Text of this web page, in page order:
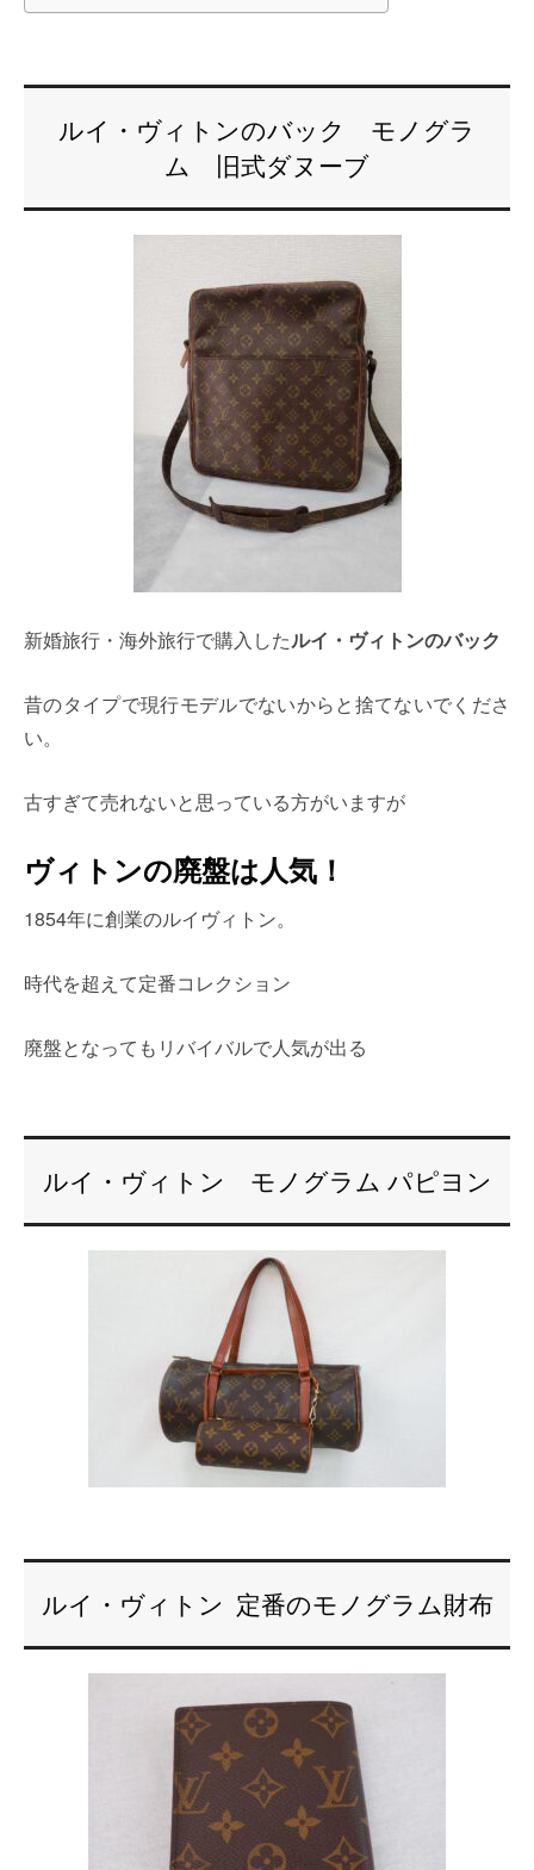
ルイ・ヴィトンのバック モノグラ
ム 旧式ダヌーブ
新婚旅行・海外旅行で購入したルイ・ヴィトンのバック
昔のタイプで現行モデルでないからと捨てないでくださ
い。
古すぎて売れないと思っている方がいますが
ヴィトンの廃盤は人気！
1854年に創業のルイヴィトン。
時代を超えて定番コレクション
廃盤となってもリバイバルで人気が出る
ルイ・ヴィトン モノグラム パピヨン
ルイ・ヴィトン 定番のモノグラム財布